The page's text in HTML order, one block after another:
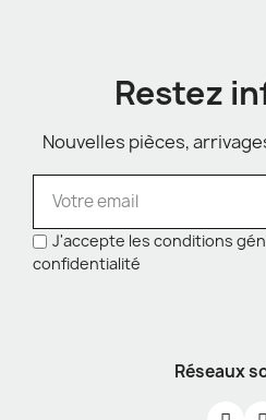
Restez
Nouvelles pièces,
J'accepte les conditions
confidentialité
Réseaux